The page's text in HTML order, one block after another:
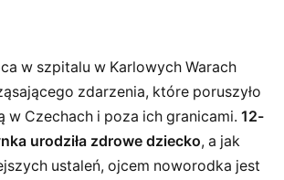
w szpitalu w Karlowych Warach
zdarzenia, które poruszyło
w Czechach i poza ich granicami. 12-
urodziła zdrowe dziecko, a jak
ustaleń, ojcem noworodka jest